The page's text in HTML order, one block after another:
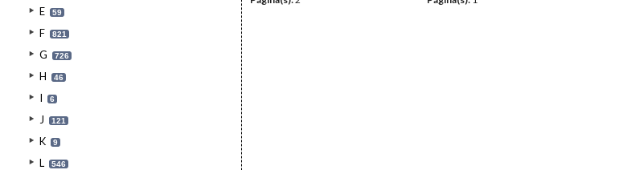
E 59
F 821
G 726
H 46
I 6
J 121
K 9
L 546